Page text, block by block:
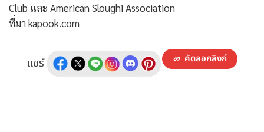
Club และ American Sloughi Association
ที่มา kapook.com
แชร์ คัดลอกลิงก์